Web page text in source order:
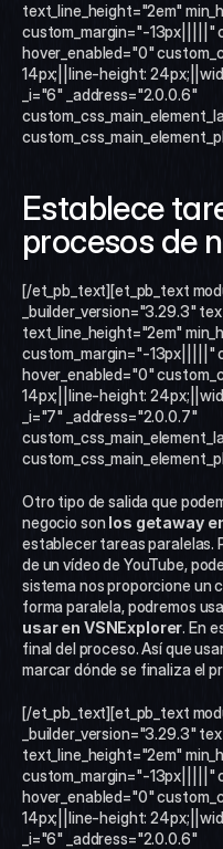
text_line_height="2em"
custom_margin="-13px|||||"
hover_enabled="0"
14px;||line-height:
_i="6" _address="2.0.0.6"
Establece
procesos de
[/et_pb_text][et_pb_text
_builder_version="3.29.3"
text_line_height="2em"
custom_margin="-13px|||||"
hover_enabled="0"
14px;||line-height:
_i="7" _address="2.0.0.7"
Otro tipo de salida que
negocio son los getaway
establecer tareas paralelas.
de un vídeo de YouTube,
sistema nos proporcione un
forma paralela, podremos
usar en VSNExplorer. En
final del proceso. Así que
marcar dónde se finaliza el
[/et_pb_text][et_pb_text
_builder_version="3.29.3"
text_line_height="2em"
custom_margin="-13px|||||"
hover_enabled="0"
14px;||line-height:
_i="6" _address="2.0.0.6"